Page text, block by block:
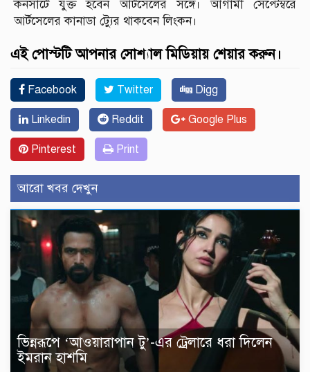
কনসার্টে যুক্ত হবেন আর্টসেলের সঙ্গে। আগামী সেপ্টেম্বরে
আর্টসেলের কানাডা ট্যুের থাকবেন লিংকন।
এই পোস্টটি আপনার সোশ্যাল মিডিয়ায় শেয়ার করুন।
Facebook Twitter Digg
Linkedin Reddit Google Plus
Pinterest Print
আরো খবর দেখুন
ভিন্নরূপে ‘আওয়ারাপান টু’-এর ট্রেলারে ধরা দিলেন
ইমরান হাশমি